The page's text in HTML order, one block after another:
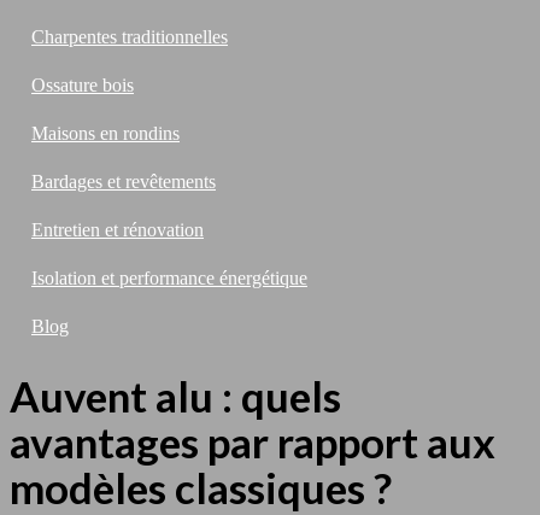
Charpentes traditionnelles
Ossature bois
Maisons en rondins
Bardages et revêtements
Entretien et rénovation
Isolation et performance énergétique
Blog
Auvent alu : quels
avantages par rapport aux
modèles classiques ?